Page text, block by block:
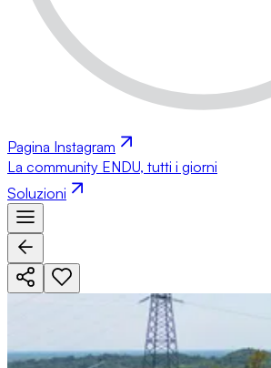
Pagina Instagram
La community ENDU, tutti i giorni
Soluzioni